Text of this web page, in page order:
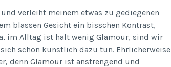
verleiht meinem etwas zu gediegenen
blassen Gesicht ein bisschen Kontrast,
im Alltag ist halt wenig Glamour, sind wir
schon künstlich dazu tun. Ehrlicherweise
denn Glamour ist anstrengend und